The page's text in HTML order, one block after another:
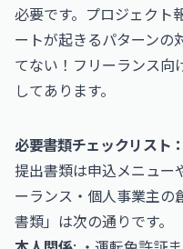
必要です。プロジェクト
ートが起きるパターンの
てない！フリーランス向
してあります。
必要書類チェックリスト
提出書類は申込メニュー
ーランス・個人事業主の
書類」は次の通りです。